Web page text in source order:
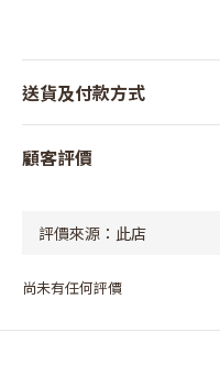
送貨及付款方式
顧客評價
尚未有任何評價